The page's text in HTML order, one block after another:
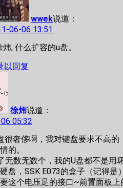
wwek说道：
06-06 13:51
炜, 什么扩容的u盘。
以回复
徐炜说道：
05:32
很奢侈啊，我对键盘要求不高
的。
无数无数个，我的U盘都不是用
盘，SSK E073的盒子（记得
这个电压足的接口~前置面板